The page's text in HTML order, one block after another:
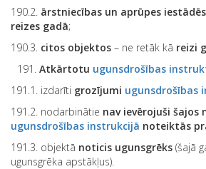
190.2. ārstniecības un aprūpes iestādēs
reizes gadā;
190.3. citos objektos – ne retāk kā reizi
Atkārtotu ugunsdrošības
191.1. izdarīti grozījumi ugunsdrošības
191.2. nodarbinātie nav ievērojuši šajos
ugunsdrošības instrukcijā noteiktās
191.3. objektā noticis ugunsgrēks (šajā
ugunsgrēka apstākļus).